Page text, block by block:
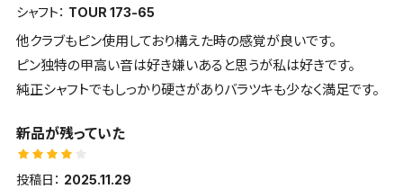
シャフト： TOUR 173-65
他クラブもピン使用しており構えた時の感覚が良いです。
ピン独特の甲高い音は好き嫌いあると思うが私は好きです。
純正シャフトでもしっかり硬さがありバラツキも少なく満足です。
新品が残っていた
投稿日： 2025.11.29